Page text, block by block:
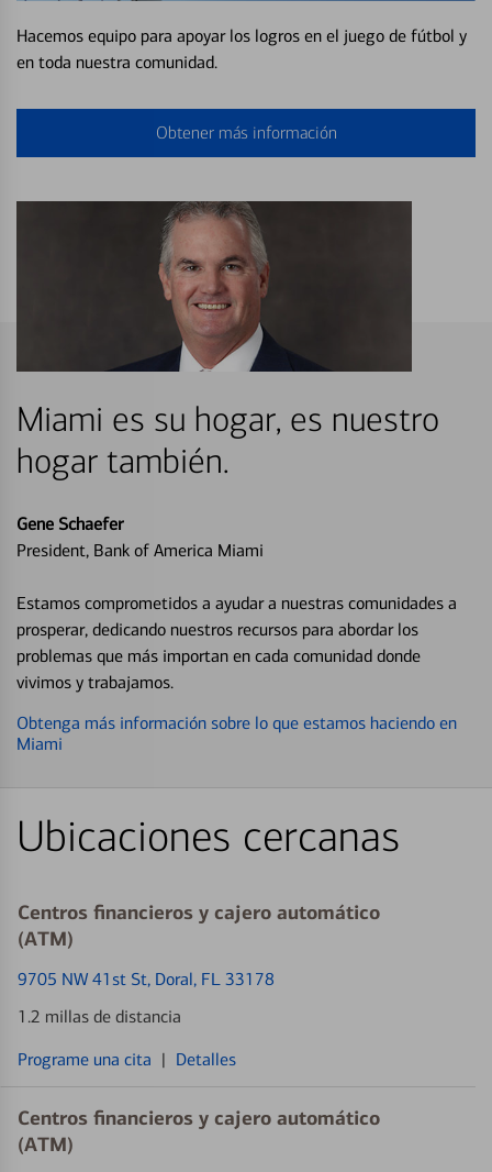
Hacemos equipo para apoyar los logros en el juego de fútbol y
en toda nuestra comunidad.
Obtener más información
Miami es su hogar, es nuestro
hogar también.
Gene Schaefer
President, Bank of America Miami
Estamos comprometidos a ayudar a nuestras comunidades a
prosperar, dedicando nuestros recursos para abordar los
problemas que más importan en cada comunidad donde
vivimos y trabajamos.
Obtenga más información sobre lo que estamos haciendo en
Miami
Ubicaciones cercanas
Centros financieros y cajero automático
(ATM)
9705 NW 41st St, Doral, FL 33178
1.2 millas de distancia
Programe una cita | Detalles
Centros financieros y cajero automático
(ATM)